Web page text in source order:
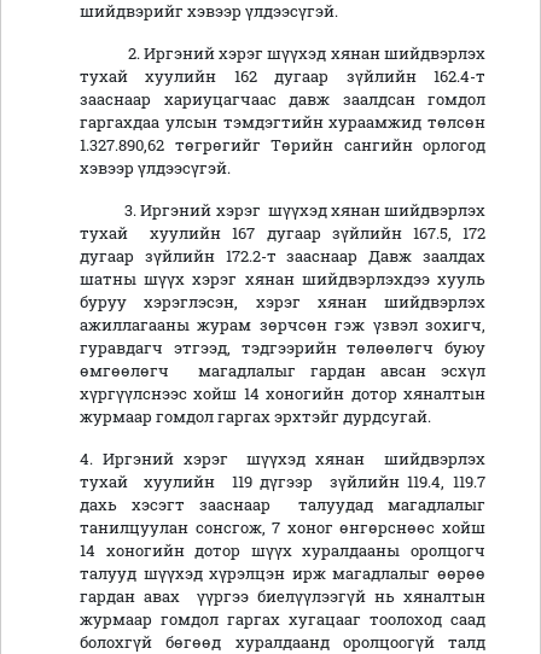
шийдвэрийг хэвээр үлдээсүгэй.
2. Иргэний хэрэг шүүхэд хянан шийдвэрлэх
тухай хуулийн 162 дугаар зүйлийн 162.4-т
зааснаар хариуцагчаас давж заалдсан гомдол
гаргахдаа улсын тэмдэгтийн хураамжид төлсөн
1.327.890,62 төгрөгийг Төрийн сангийн орлогод
хэвээр үлдээсүгэй.
3. Иргэний хэрэг шүүхэд хянан шийдвэрлэх
тухай хуулийн 167 дугаар зүйлийн 167.5, 172
дугаар зүйлийн 172.2-т зааснаар Давж заалдах
шатны шүүх хэрэг хянан шийдвэрлэхдээ хууль
буруу хэрэглэсэн, хэрэг хянан шийдвэрлэх
ажиллагааны журам зөрчсөн гэж үзвэл зохигч,
гуравдагч этгээд, тэдгээрийн төлөөлөгч буюу
өмгөөлөгч магадлалыг гардан авсан эсхүл
хүргүүлснээс хойш 14 хоногийн дотор хяналтын
журмаар гомдол гаргах эрхтэйг дурдсугай.
4. Иргэний хэрэг шүүхэд хянан шийдвэрлэх
тухай хуулийн 119 дүгээр зүйлийн 119.4, 119.7
дахь хэсэгт зааснаар талуудад магадлалыг
танилцуулан сонсгож, 7 хоног өнгөрснөөс хойш
14 хоногийн дотор шүүх хуралдааны оролцогч
талууд шүүхэд хүрэлцэн ирж магадлалыг өөрөө
гардан авах үүргээ биелүүлээгүй нь хяналтын
журмаар гомдол гаргах хугацааг тоолоход саад
болохгүй бөгөөд хуралдаанд оролцоогүй талд